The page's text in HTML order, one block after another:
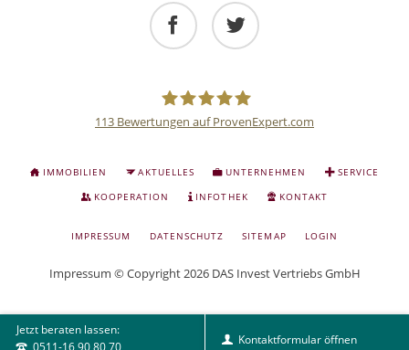
Jetzt beraten lassen:
0511-16 90 80 70
Kontaktformular öffnen
Anlage
und
Investitionen
113 Bewertungen auf ProvenExpert.com
NAVIGATION
IMMOBILIEN AKTUELLES UNTERNEHMEN
SERVICE
KOOPERATION
INFOTHEK KONTAKT
NAVIGATION
IMPRESSUM DATENSCHUTZ SITEMAP LOGIN
Impressum © Copyright 2026 DAS Invest Vertriebs GmbH